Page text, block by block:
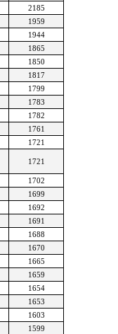
2185
1959
1944
1865
1850
1817
1799
1783
1782
1761
1721
1721
1702
1699
1692
1691
1688
1670
1665
1659
1654
1653
1603
1599